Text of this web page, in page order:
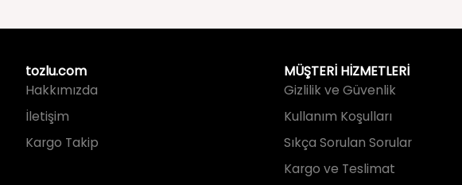
tozlu.com
İletişim
Kargo Takip
MÜŞTERİ HİZMETLERİ
Kullanım Koşulları